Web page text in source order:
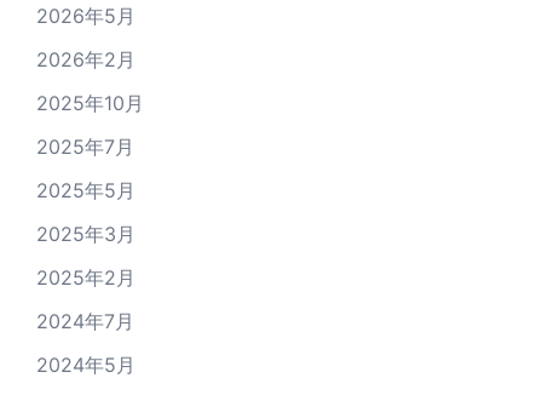
2026年5月
2026年2月
2025年10月
2025年7月
2025年5月
2025年3月
2025年2月
2024年7月
2024年5月